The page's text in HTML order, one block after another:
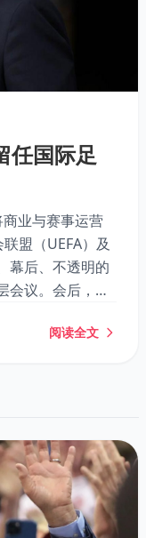
任国际足
业与赛事运营
盟（UEFA）及
幕后、不透明的
会议。会后，秘
阅读全文